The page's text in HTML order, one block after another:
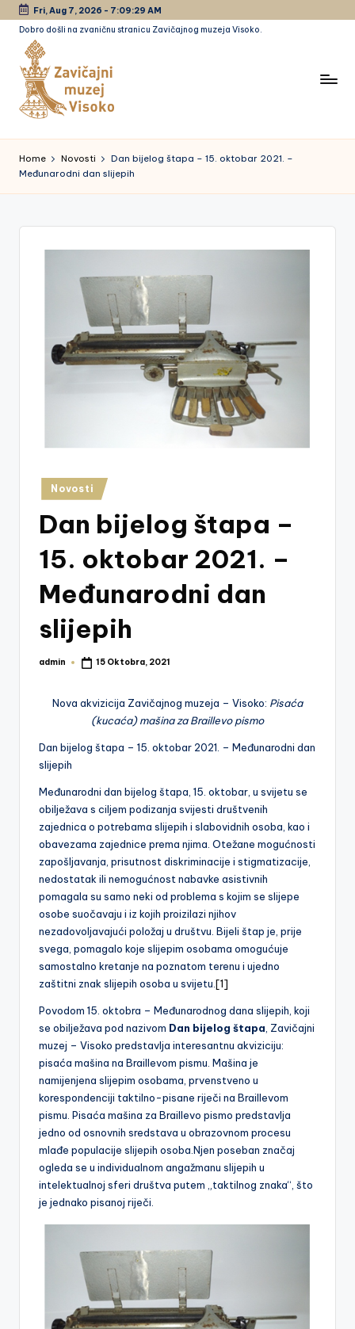
Skip
content
Fri, Aug 7, 2026 - 7:09:30 AM
Dobro došli na zvaničnu stranicu Zavičajnog muzeja Visoko.
a
vi
a
Home Novosti
Dan bijelog štapa – 15. oktobar 2021. –
Međunarodni dan slijepih
Posted
in
Novosti
Dan bijelog štapa –
15. oktobar 2021. –
Međunarodni dan
slijepih
Posted
admin 15 Oktobra, 2021
Nova akvizicija Zavičajnog muzeja – Visoko: Pisaća
(kucaća) mašina za Braillevo pismo
Dan bijelog štapa – 15. oktobar 2021. – Međunarodni dan
slijepih
Međunarodni dan bijelog štapa, 15. oktobar, u svijetu se
obilježava s ciljem podizanja svijesti društvenih
zajednica o potrebama slijepih i slabovidnih osoba, kao i
obavezama zajednice prema njima. Otežane mogućnosti
zapošljavanja, prisutnost diskriminacije i stigmatizacije,
nedostatak ili nemogućnost nabavke asistivnih
pomagala su samo neki od problema s kojim se slijepe
osobe suočavaju i iz kojih proizilazi njihov
nezadovoljavajući položaj u društvu. Bijeli štap je, prije
svega, pomagalo koje slijepim osobama omogućuje
samostalno kretanje na poznatom terenu i ujedno
zaštitni znak slijepih osoba u svijetu. [1]
Povodom 15. oktobra – Međunarodnog dana slijepih, koji
se obilježava pod nazivom Dan bijelog štapa , Zavičajni
muzej – Visoko predstavlja interesantnu akviziciju:
pisaća mašina na Braillevom pismu. Mašina je
namijenjena slijepim osobama, prvenstveno u
korespondenciji taktilno-pisane riječi na Braillevom
pismu. Pisaća mašina za Braillevo pismo predstavlja
jedno od osnovnih sredstava u obrazovnom procesu
mlađe populacije slijepih osoba.Njen poseban značaj
ogleda se u individualnom angažmanu slijepih u
intelektualnoj sferi društva putem „taktilnog znaka“, što
je jednako pisanoj riječi.